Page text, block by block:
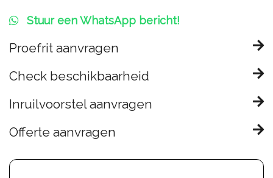
Stuur een WhatsApp bericht!
Proefrit aanvragen
Check beschikbaarheid
Inruilvoorstel aanvragen
Offerte aanvragen